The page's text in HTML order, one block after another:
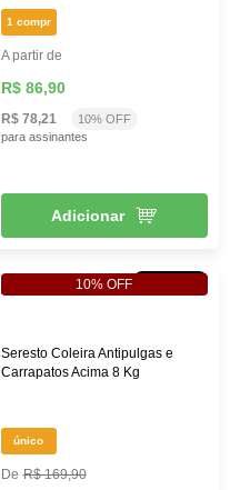
1 compr
A partir de
R$ 86,90
R$ 78,21
10% OFF
para assinantes
Adicionar
10% OFF
Seresto Coleira Antipulgas e
Carrapatos Acima 8 Kg
único
R$ 169,90